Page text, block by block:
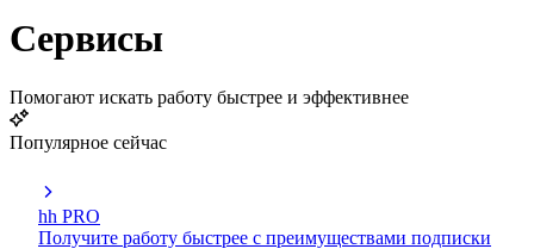
Сервисы
Помогают искать работу быстрее и эффективнее
Популярное сейчас
hh PRO
Получите работу быстрее с преимуществами подписки